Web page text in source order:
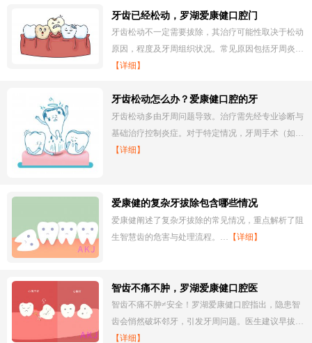
牙齿已经松动，罗湖爱康健口腔门
牙齿松动不一定需要拔除，其治疗可能性取决于松动
原因，程度及牙周组织状况。常见原因包括牙周炎…
【详细】
牙齿松动怎么办？爱康健口腔的牙
牙齿松动多由牙周问题导致。治疗需先经专业诊断与
基础治疗控制炎症。对于特定情况，牙周手术（如…
【详细】
爱康健的复杂牙拔除包含哪些情况
爱康健阐述了复杂牙拔除的常见情况，重点解析了阻
生智慧齿的危害与处理流程。… 【详细】
智齿不痛不肿，罗湖爱康健口腔医
智齿不痛不肿≠安全！罗湖爱康健口腔指出，隐患智
齿会悄然破坏邻牙，引发牙周问题。医生建议早拔…
【详细】